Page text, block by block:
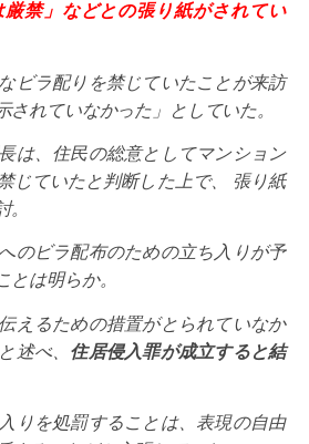
禁」などとの張り紙がされてい
ビラ配りを禁じていたことが来訪
されていなかった」としていた。
は、住民の総意としてマンション
じていたと判断した上で、 張り紙
のビラ配布のための立ち入りが予
とは明らか。
えるための措置がとられていなか
述べ、 住居侵入罪が成立すると結
りを処罰することは、表現の自由